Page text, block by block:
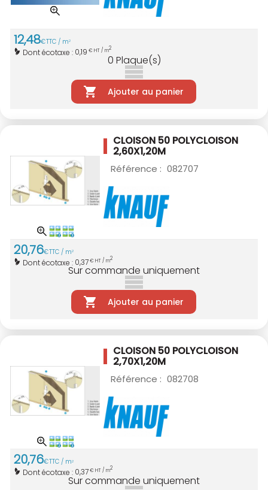
12,48€TTC / m2
Dont écotaxe : 0,19 € HT / m2
0 Plaque(s)
Ajouter au panier
CLOISON 50 POLYCLOISON
2,60X1,20M
Référence : 082707
20,76€TTC / m2
Dont écotaxe : 0,37€ HT / m2
Sur commande uniquement
Ajouter au panier
CLOISON 50 POLYCLOISON
2,70X1,20M
Référence : 082708
20,76€TTC / m2
Dont écotaxe : 0,37€ HT / m2
Sur commande uniquement